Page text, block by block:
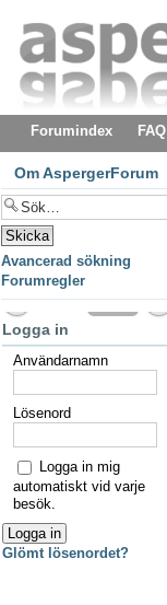
Forumindex FAQ
Om AspergerForum
Avancerad sökning
Forumregler
Logga in
Användarnamn
Lösenord
Logga in mig
automatiskt vid varje
besök.
Glömt lösenordet?